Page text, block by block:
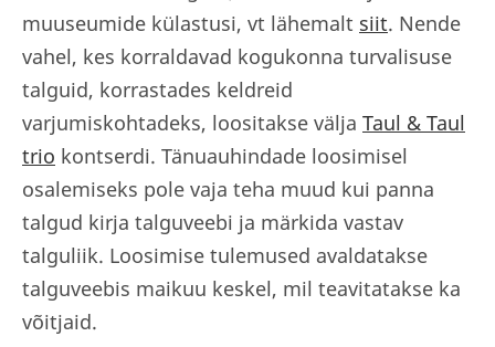
muuseumide külastusi, vt lähemalt siit. Nende
vahel, kes korraldavad kogukonna turvalisuse
talguid, korrastades keldreid
varjumiskohtadeks, loositakse välja Taul & Taul
trio kontserdi. Tänuauhindade loosimisel
osalemiseks pole vaja teha muud kui panna
talgud kirja talguveebi ja märkida vastav
talguliik. Loosimise tulemused avaldatakse
talguveebis maikuu keskel, mil teavitatakse ka
võitjaid.